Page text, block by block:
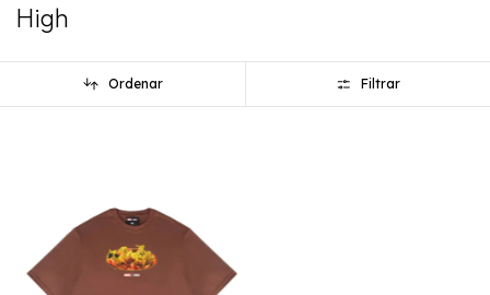
High
Ordenar Filtrar